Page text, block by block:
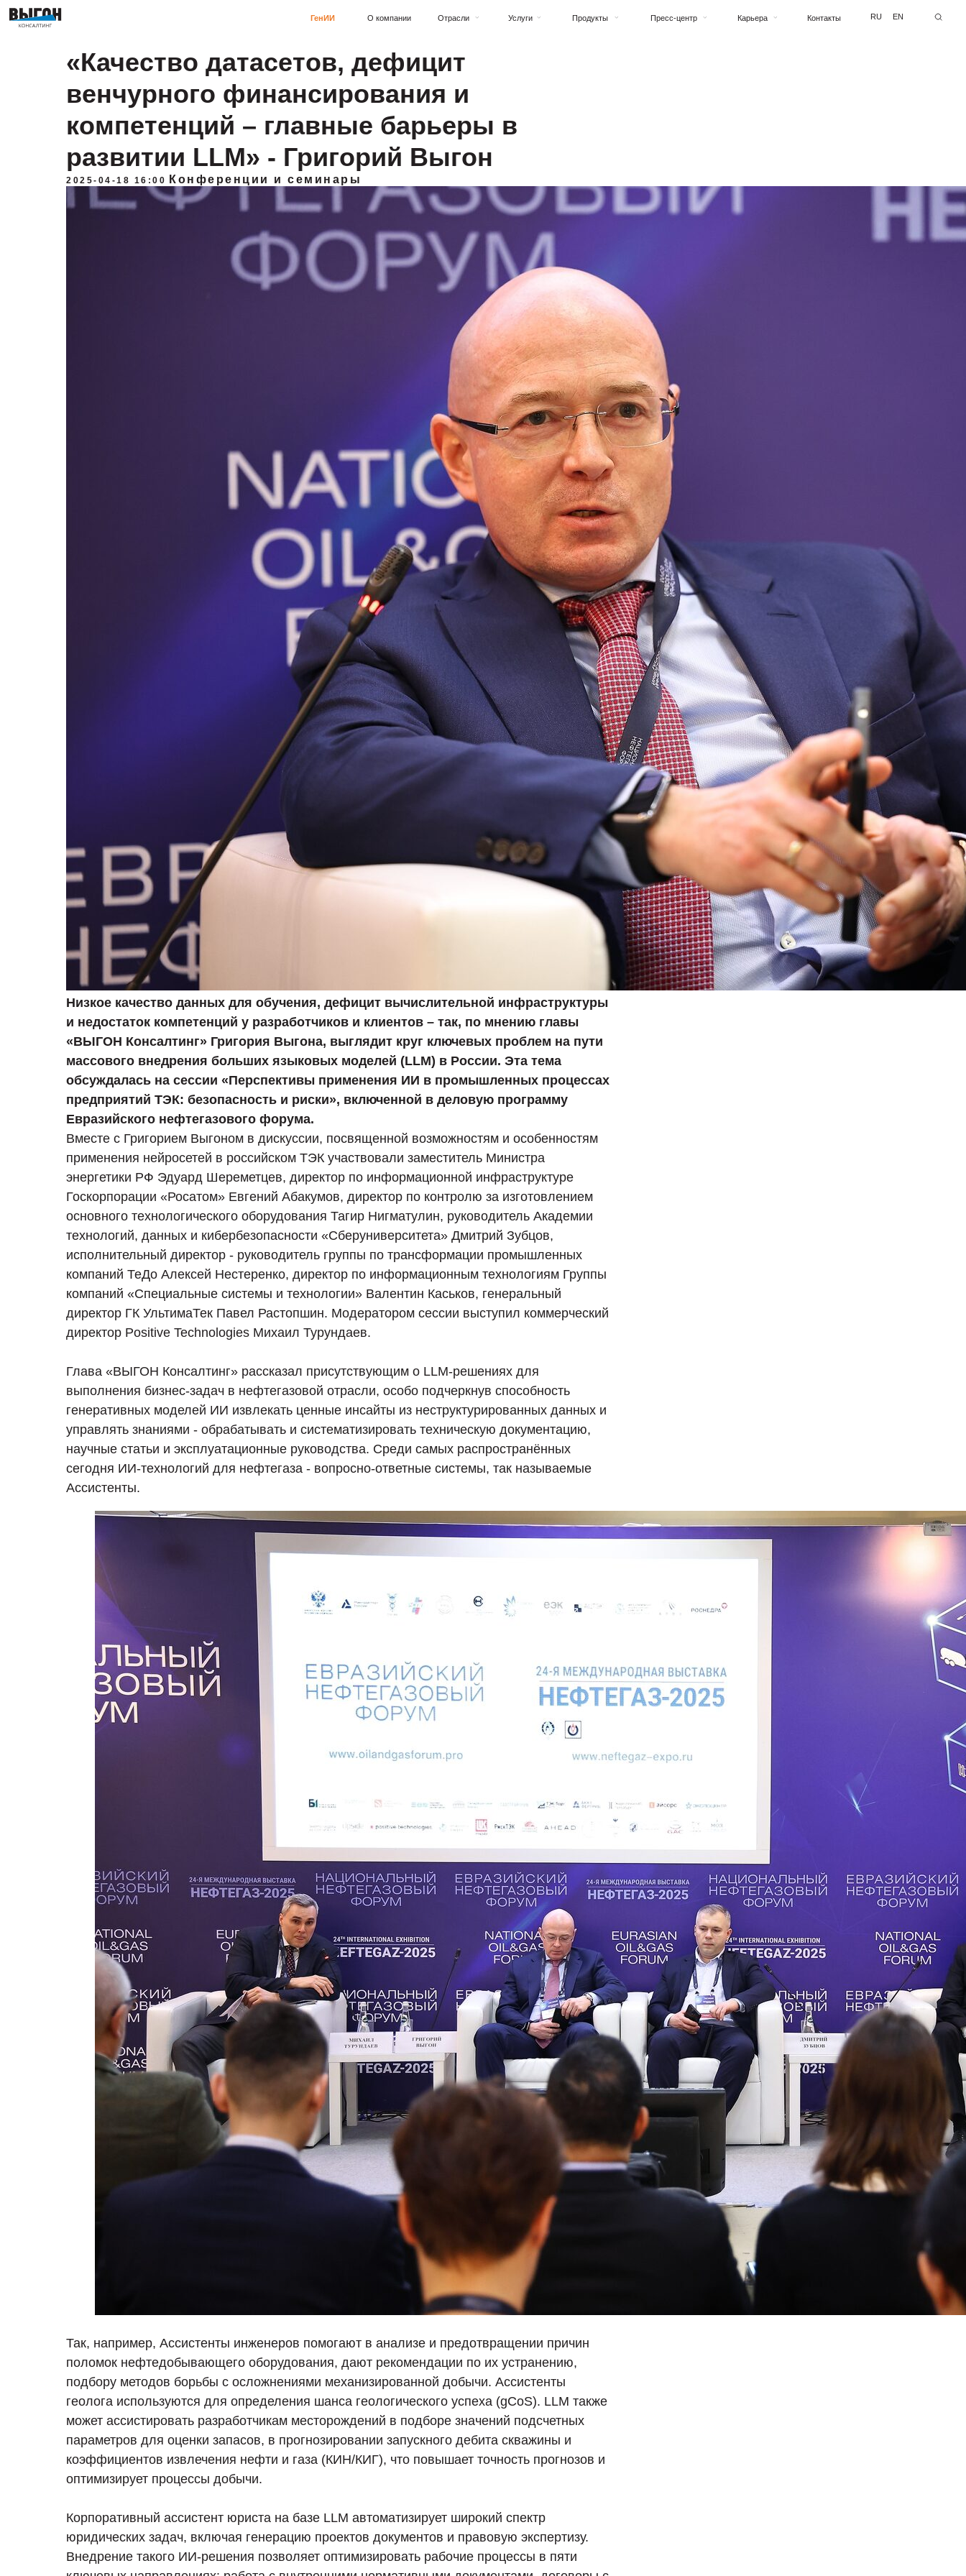
О компании Контакты
Отрасли Продукты Карьера
Услуги Пресс-центр
«Качество датасетов, дефицит
венчурного финансирования и
компетенций – главные барьеры в
развитии LLM» - Григорий Выгон
2025-04-18 16:00 Конференции и семинары
Низкое качество данных для обучения, дефицит вычислительной инфраструктуры
и недостаток компетенций у разработчиков и клиентов – так, по мнению главы
«ВЫГОН Консалтинг» Григория Выгона, выглядит круг ключевых проблем на пути
массового внедрения больших языковых моделей (LLM) в России. Эта тема
обсуждалась на сессии «Перспективы применения ИИ в промышленных процессах
предприятий ТЭК: безопасность и риски», включенной в деловую программу
Евразийского нефтегазового форума.
Вместе с Григорием Выгоном в дискуссии, посвященной возможностям и особенностям
применения нейросетей в российском ТЭК участвовали заместитель Министра
энергетики РФ Эдуард Шереметцев, директор по информационной инфраструктуре
Госкорпорации «Росатом» Евгений Абакумов, директор по контролю за изготовлением
основного технологического оборудования Тагир Нигматулин, руководитель Академии
технологий, данных и кибербезопасности «Сберуниверситета» Дмитрий Зубцов,
исполнительный директор - руководитель группы по трансформации промышленных
компаний ТеДо Алексей Нестеренко, директор по информационным технологиям Группы
компаний «Специальные системы и технологии» Валентин Каськов, генеральный
директор ГК УльтимаТек Павел Растопшин. Модератором сессии выступил коммерческий
директор Positive Technologies Михаил Турундаев.
Глава «ВЫГОН Консалтинг» рассказал присутствующим о LLM-решениях для
выполнения бизнес-задач в нефтегазовой отрасли, особо подчеркнув способность
генеративных моделей ИИ извлекать ценные инсайты из неструктурированных данных и
управлять знаниями - обрабатывать и систематизировать техническую документацию,
научные статьи и эксплуатационные руководства. Среди самых распространённых
сегодня ИИ-технологий для нефтегаза - вопросно-ответные системы, так называемые
Ассистенты.
Так, например, Ассистенты инженеров помогают в анализе и предотвращении причин
поломок нефтедобывающего оборудования, дают рекомендации по их устранению,
подбору методов борьбы с осложнениями механизированной добычи. Ассистенты
геолога используются для определения шанса геологического успеха (gCoS). LLM также
может ассистировать разработчикам месторождений в подборе значений подсчетных
параметров для оценки запасов, в прогнозировании запускного дебита скважины и
коэффициентов извлечения нефти и газа (КИН/КИГ), что повышает точность прогнозов и
оптимизирует процессы добычи.
Корпоративный ассистент юриста на базе LLM автоматизирует широкий спектр
юридических задач, включая генерацию проектов документов и правовую экспертизу.
Внедрение такого ИИ-решения позволяет оптимизировать рабочие процессы в пяти